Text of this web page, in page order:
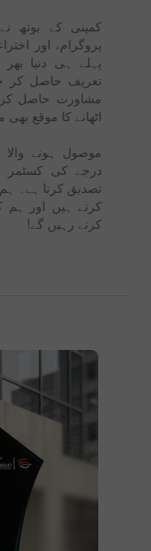
کمپنی کے بوتھ
پروگرام، اور
پہلے ہی دنیا
تعریف حاصل کر
مشاورت حاصل
اٹھانے کا موقع بھی
موصول ہونے والا
درجے کی کسٹمر
تصدیق کرتا ہے۔
کرتے ہیں اور ہم
کرتے رہیں گے!